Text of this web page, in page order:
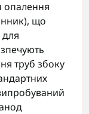
опалення
що
для
труб збоку